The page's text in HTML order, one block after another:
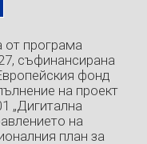
от програма
съфинансирана
фонд
на проект
„Дигитална
на
план за